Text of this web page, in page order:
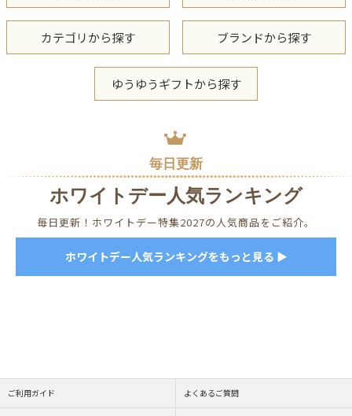
カテゴリから探す ブランドから探す
ゆうゆうギフトから探す
毎日更新
ホワイトデー人気ランキング
毎日更新！ホワイトデー特集2027の人気商品をご紹介。
ホワイトデー人気ランキングをもっと見る ▶
ご利用ガイド よくあるご質問